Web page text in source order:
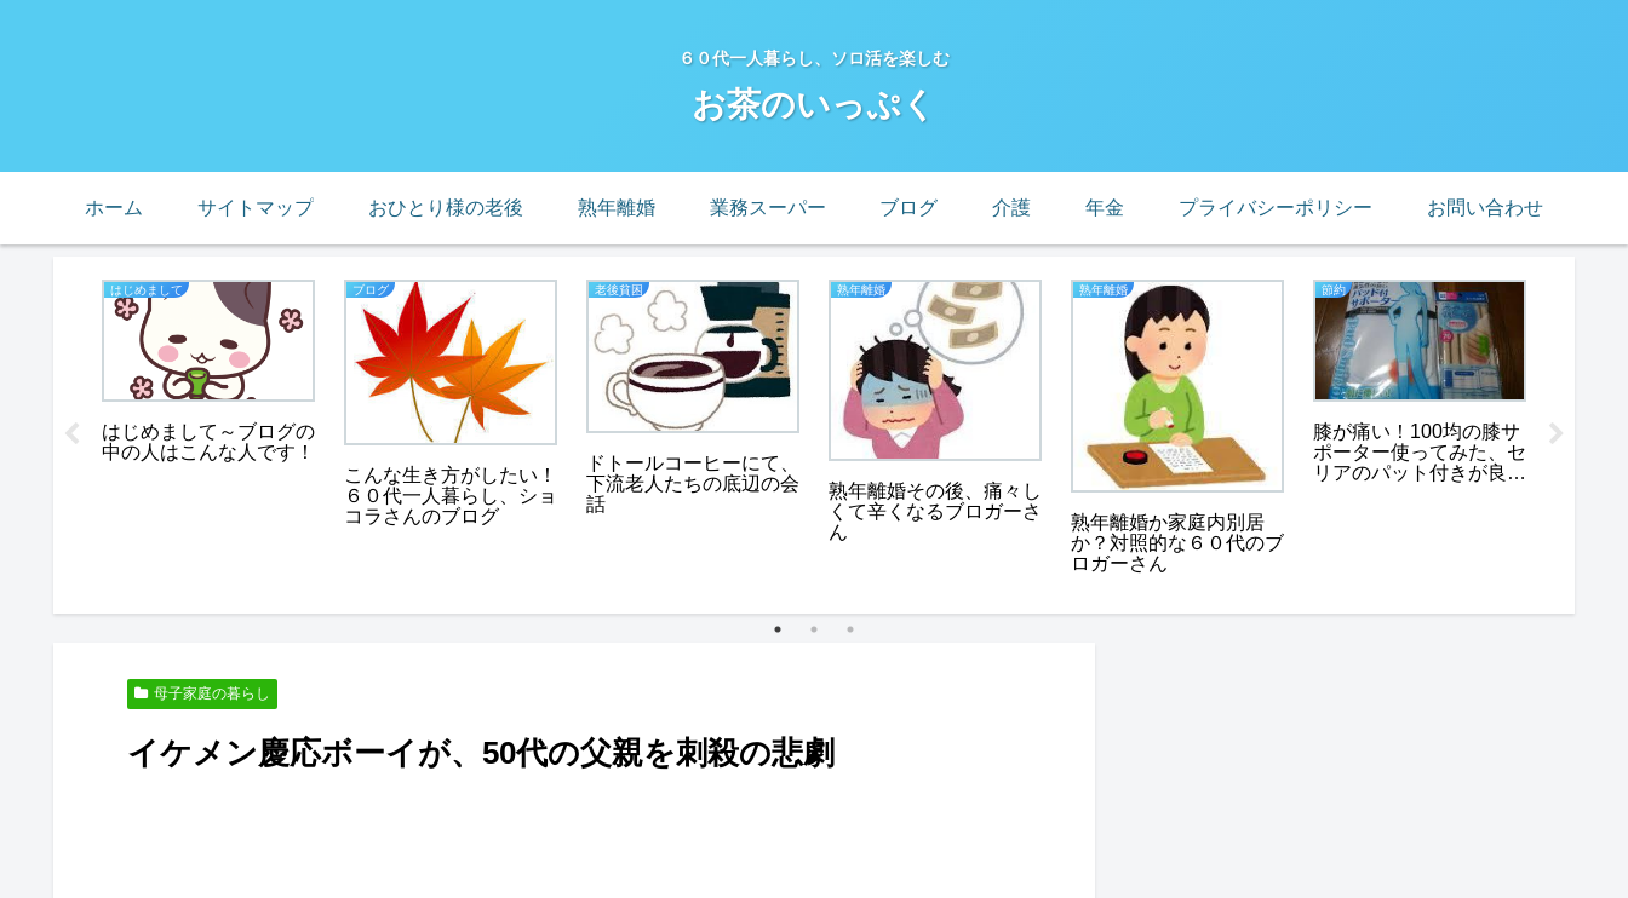
６０代一人暮らし、ソロ活を楽しむ
お茶のいっぷく
ホーム サイトマップ おひとり様の老後 熟年離婚 業務スーパー ブログ 介護 年金 プライバシーポリシー お問い合わせ
はじめまして
はじめまして～ブログの
中の人はこんな人です！
ブログ
こんな生き方がしたい！
６０代一人暮らし、ショ
コラさんのブログ
老後貧困
ドトールコーヒーにて、
下流老人たちの底辺の会
話
熟年離婚
熟年離婚その後、痛々し
くて辛くなるブロガーさ
ん
熟年離婚
熟年離婚か家庭内別居
か？対照的な６０代のブ
ロガーさん
節約
膝が痛い！100均の膝サ
ポーター使ってみた、セ
リアのパット付きが良
消えた
母子家庭の暮らし
イケメン慶応ボーイが、50代の父親を刺殺の悲劇